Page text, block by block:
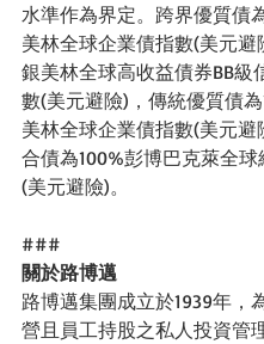
水準作為界定。跨界優質債
美林全球企業債指數(美元避
銀美林全球高收益債券BB級
數(美元避險)，傳統優質債
美林全球企業債指數(美元避
合債為100%彭博巴克萊全
(美元避險)。
###
關於路博邁
路博邁集團成立於1939年，
營且員工持股之私人投資管